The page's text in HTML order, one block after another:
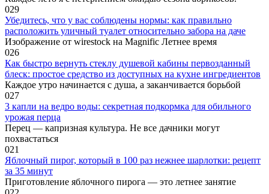
029
Убедитесь, что у вас соблюдены нормы: как правильно
расположить уличный туалет относительно забора на даче
Изображение от wirestock на Magnific Летнее время
026
Как быстро вернуть стеклу душевой кабины первозданный
блеск: простое средство из доступных на кухне ингредиентов
Каждое утро начинается с душа, а заканчивается борьбой
027
3 капли на ведро воды: секретная подкормка для обильного
урожая перца
Перец — капризная культура. Не все дачники могут
похвастаться
021
Яблочный пирог, который в 100 раз нежнее шарлотки: рецепт
за 35 минут
Приготовление яблочного пирога — это летнее занятие